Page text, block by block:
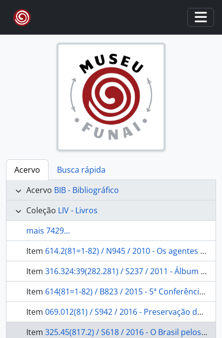
Skip to main content
Acervo
Busca rápida
Acervo BIB - Bibliográfico
Coleção LIV - Livros
mais 7429...
Item 614.2(81=1-82) / N945 / 2010 - Os agentes indígenas de saúde do Alto Xingu
Item 316.324:39(282.281) / S237 / 2011 - Álbum Purus
Item 614(81=1-82) / B823 / 2015 - 5ª Conferência Nacional de Saúde Indígena: relatório final
Item 069.012(81) / S942 / 2016 - Preservação do patrimônio cultural brasileiro
Item 325.45(817.2) / S618 / 2016 - O Brasil pelos brasileiros: relatórios científicos da Comissão Rondon.